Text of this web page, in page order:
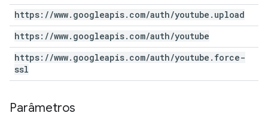
https: //www. googleapis. com/auth/youtube . upload
https: //www. googleapis. com/auth/youtube
https: //www. googleapis. com/auth/youtube . force-
ssl
Parâmetros